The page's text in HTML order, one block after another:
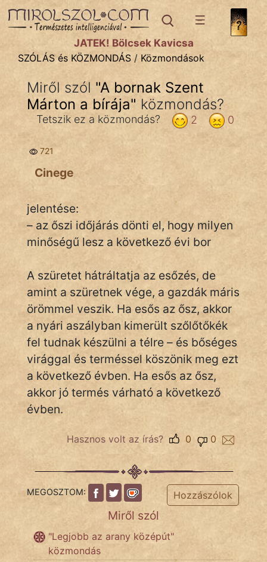
SZÓLÁS ÉS KÖZMONDÁStémák:
Bibliai
Közmondások
Szállóigék
Szóláscsoportok
Szólások
Tréfás
IRODALOM
SZÓLÁS
És
KÖZMONDÁS
PSZICHO
TÖRTÉNELEM
JÁTÉK! Bölcsek Kavicsa
SZÓLÁS és KÖZMONDÁS / Közmondások
Miről szól "A bornak Szent
Márton a bírája" közmondás?
0
2
Tetszik ez a közmondás?
721
Cinege
jelentése:
– az őszi időjárás dönti el, hogy milyen
minőségű lesz a következő évi bor
A szüretet hátráltatja az esőzés, de
amint a szüretnek vége, a gazdák máris
örömmel veszik. Ha esős az ősz, akkor
a nyári aszályban kimerült szőlőtőkék
fel tudnak készülni a télre – és bőséges
virággal és terméssel köszönik meg ezt
a következő évben. Ha esős az ősz,
akkor jó termés várható a következő
évben.
Hasznos volt az írás? 0
0
MEGOSZTOM: Hozzászólok
Miről szól
"Legjobb az arany középút"
közmondás